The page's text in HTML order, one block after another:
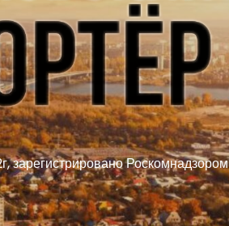
Роскомнадзором